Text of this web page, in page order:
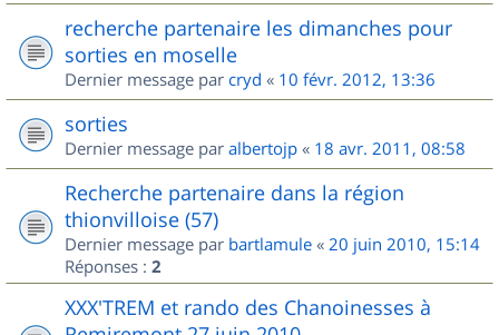
recherche partenaire les dimanches pour
sorties en moselle
Dernier message par cryd « 10 févr. 2012, 13:36
sorties
Dernier message par albertojp « 18 avr. 2011, 08:58
Recherche partenaire dans la région
thionvilloise (57)
Dernier message par bartlamule « 20 juin 2010, 15:14
Réponses : 2
XXX'TREM et rando des Chanoinesses à